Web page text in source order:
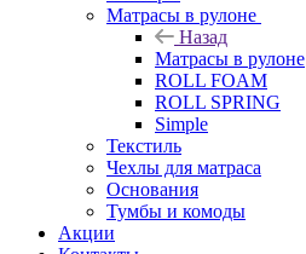
Матрасы в рулоне
Назад
Матрасы в рулоне
ROLL FOAM
ROLL SPRING
Simple
Текстиль
Чехлы для матраса
Основания
Тумбы и комоды
Акции